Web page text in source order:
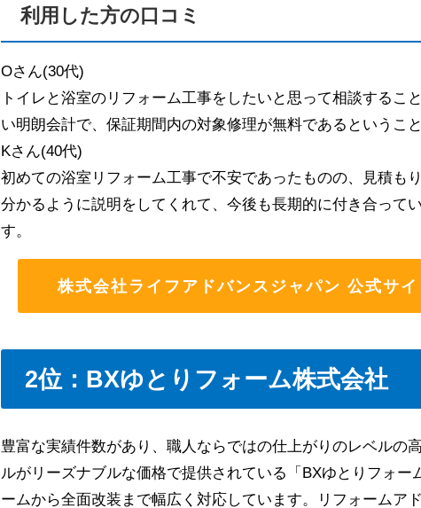
利用した方の口コミ
Oさん(30代)
トイレと浴室のリフォーム工事をしたいと思って相談するこ
い明朗会計で、保証期間内の対象修理が無料であるというこ
Kさん(40代)
初めての浴室リフォーム工事で不安であったものの、見積も
分かるように説明をしてくれて、今後も長期的に付き合って
す。
株式会社ライフアドバンスジャパン 公式サイ
2位：BXゆとりフォーム株式会社
豊富な実績件数があり、職人ならではの仕上がりのレベルの
ルがリーズナブルな価格で提供されている「BXゆとりフォー
ームから全面改装まで幅広く対応しています。リフォームア